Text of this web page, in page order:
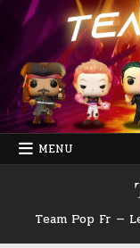
content
MENU
Team Pop Fr —